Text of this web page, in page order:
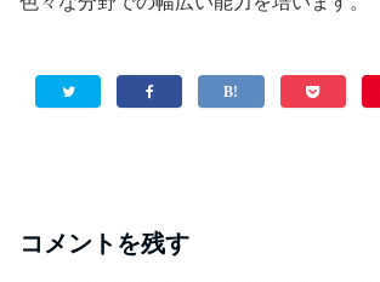
コメントを残す